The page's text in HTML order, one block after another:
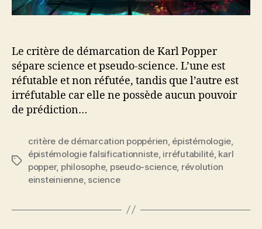
Le critère de démarcation de Karl Popper
sépare science et pseudo-science. L’une est
réfutable et non réfutée, tandis que l’autre est
irréfutable car elle ne possède aucun pouvoir
de prédiction…
Étiquettes
critère de démarcation poppérien, épistémologie,
épistémologie falsificationniste, irréfutabilité, karl
popper, philosophe, pseudo-science, révolution
einsteinienne, science